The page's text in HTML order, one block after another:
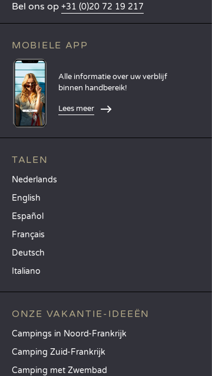
Bel ons op +31 (0)20 72 19 217
MOBIELE APP
Alle informatie over uw verblijf
binnen handbereik!
Lees meer
TALEN
Nederlands
English
Español
Français
Deutsch
Italiano
ONZE VAKANTIE-IDEEËN
Campings in Noord-Frankrijk
Camping Zuid-Frankrijk
Camping met Zwembad